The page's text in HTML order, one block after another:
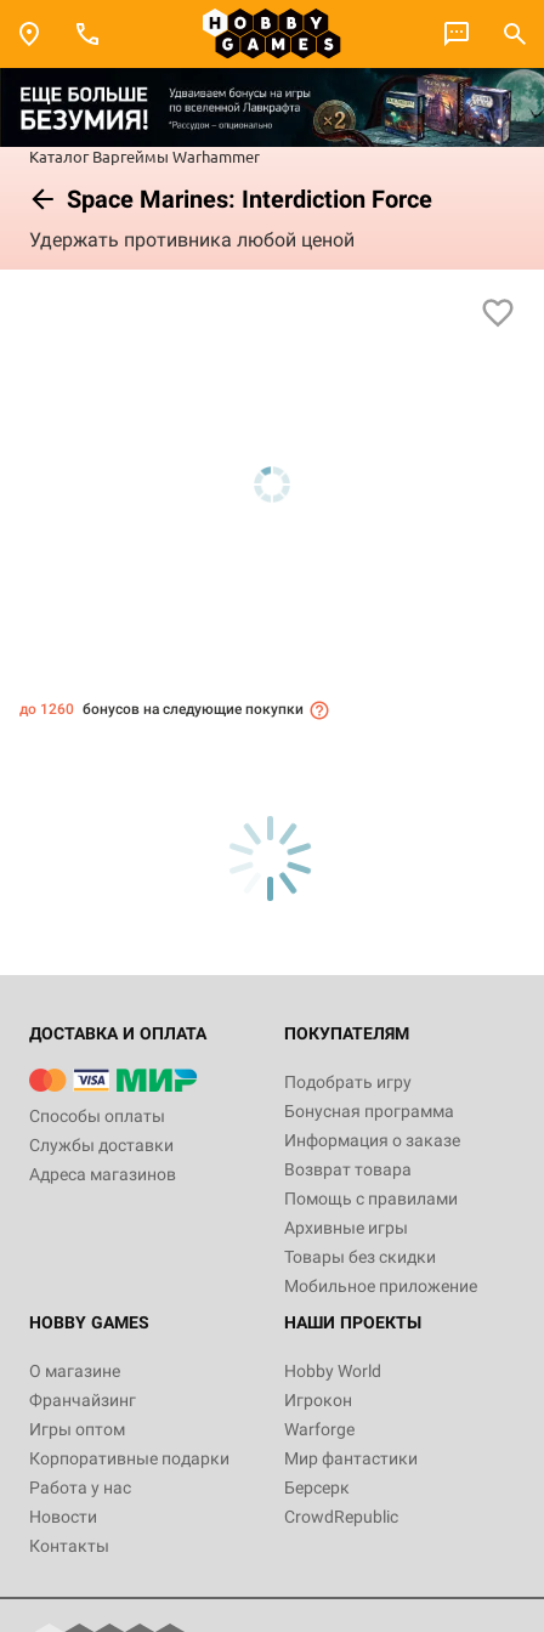
Каталог Варгеймы Warhammer
Space Marines: Interdiction Force
Удержать противника любой ценой
до 1260 бонусов на следующие покупки
ДОСТАВКА И ОПЛАТА
Способы оплаты
Службы доставки
Адреса магазинов
ПОКУПАТЕЛЯМ
Подобрать игру
Бонусная программа
Информация о заказе
Возврат товара
Помощь с правилами
Архивные игры
Товары без скидки
Мобильное приложение
HOBBY GAMES
О магазине
Франчайзинг
Игры оптом
Корпоративные подарки
Работа у нас
Новости
Контакты
НАШИ ПРОЕКТЫ
Hobby World
Игрокон
Warforge
Мир фантастики
Берсерк
CrowdRepublic